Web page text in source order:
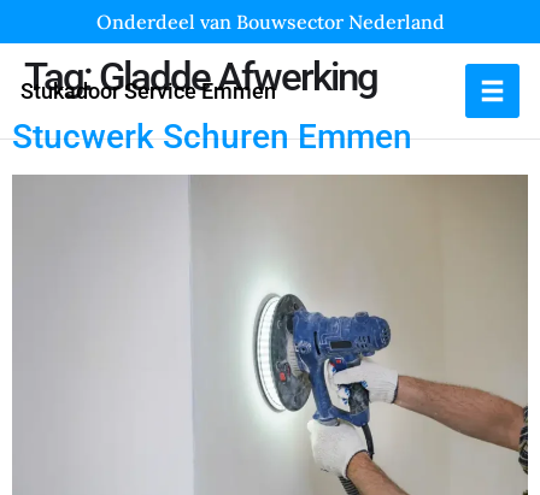
Onderdeel van Bouwsector Nederland
Stukadoor Service Emmen
Tag:Gladde Afwerking
Stucwerk Schuren Emmen